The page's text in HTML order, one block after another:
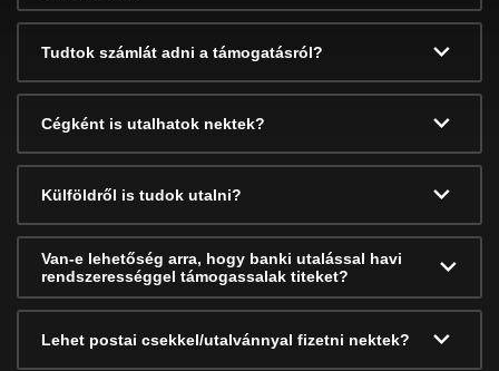
Tudtok számlát adni a támogatásról?
Cégként is utalhatok nektek?
Külföldről is tudok utalni?
Van-e lehetőség arra, hogy banki utalással havi
rendszerességgel támogassalak titeket?
Lehet postai csekkel/utalvánnyal fizetni nektek?